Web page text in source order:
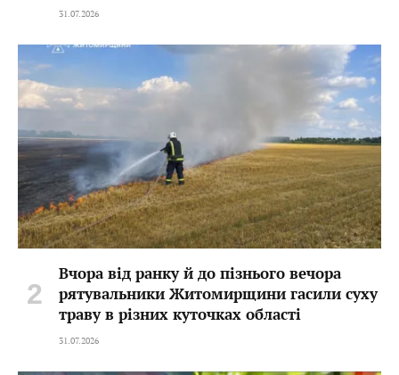
31.07.2026
Вчора від ранку й до пізнього вечора
рятувальники Житомирщини гасили суху
траву в різних куточках області
31.07.2026